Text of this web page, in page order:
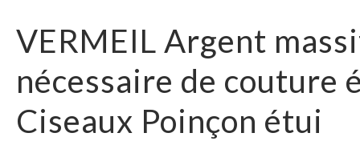
VERMEIL Argent
nécessaire de couture
Ciseaux Poinçon étui